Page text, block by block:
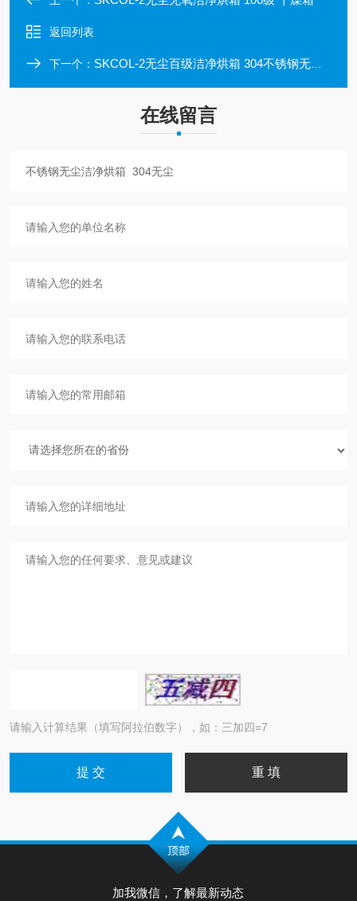
返回列表
下一个： SKCOL-2无尘百级洁净烘箱 304不锈钢无氧烤箱
在线留言
请输入计算结果（填写阿拉伯数字），如：三加四=7
加我微信，了解最新动态